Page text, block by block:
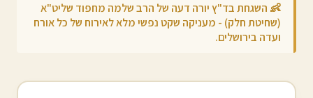
👶 השגחת בד"ץ יורה דעה של הרב שלמה מחפוד שליט"א
(שחיטת חלק) - מעניקה שקט נפשי מלא לאירוח של כל אורח
ועדה בירושלים.